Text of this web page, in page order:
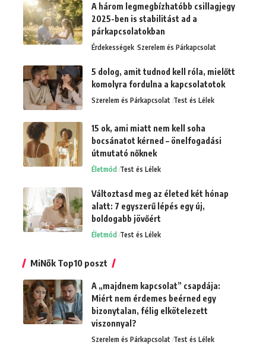
A három legmegbízhatóbb csillagjegy
2025-ben is stabilitást ad a
párkapcsolatokban
Érdekességek Szerelem és Párkapcsolat
5 dolog, amit tudnod kell róla, mielőtt
komolyra fordulna a kapcsolatotok
Szerelem és Párkapcsolat Test és Lélek
15 ok, ami miatt nem kell soha
bocsánatot kérned – önelfogadási
útmutató nőknek
Életmód Test és Lélek
Változtasd meg az életed két hónap
alatt: 7 egyszerű lépés egy új,
boldogabb jövőért
Életmód Test és Lélek
MiNők Top10 poszt
A „majdnem kapcsolat” csapdája:
Miért nem érdemes beérned egy
bizonytalan, félig elkötelezett
viszonnyal?
Szerelem és Párkapcsolat Test és Lélek